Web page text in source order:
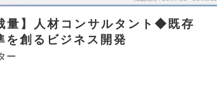
量】人材コンサルタント◆既存
を創るビジネス開発
ー